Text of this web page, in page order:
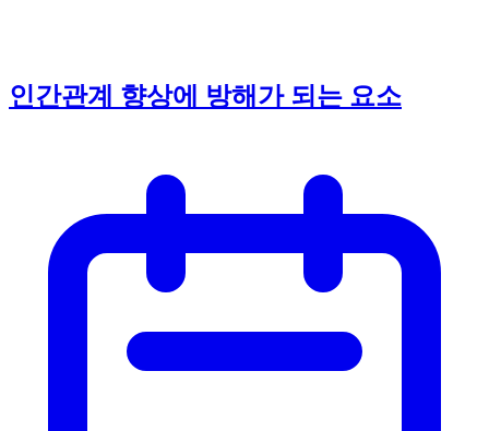
인간관계 향상에 방해가 되는 요소